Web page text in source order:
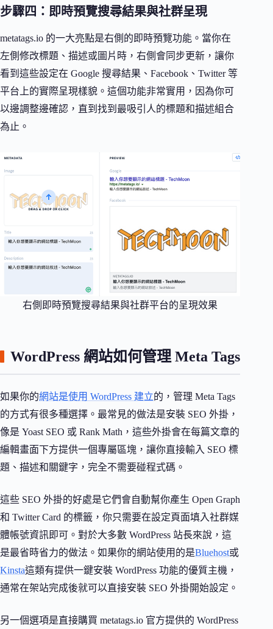
步驟四：即時預覽搜尋結果與社群呈現
metatags.io 的一大亮點是右側的即時預覽功能。當你在
左側修改標題、描述或圖片時，右側會同步更新，讓你
看到這些設定在 Google 搜尋結果、Facebook、Twitter 等
平台上的實際呈現樣貌。這個功能非常實用，因為你可
以邊調整邊確認，直到找到最吸引人的標題和描述組合
為止。
右側即時預覽搜尋結果與社群平台的呈現效果
WordPress 網站如何管理 Meta Tags
如果你的網站是使用 WordPress 建立的，管理 Meta Tags
的方式有很多種選擇。最常見的做法是安裝 SEO 外掛，
像是 Yoast SEO 或 Rank Math，這些外掛會在每篇文章的
編輯畫面下方提供一個專屬區塊，讓你直接輸入 SEO 標
題、描述和關鍵字，完全不需要碰程式碼。
這些 SEO 外掛的好處是它們會自動幫你產生 Open Graph
和 Twitter Card 的標籤，你只需要在設定頁面填入社群媒
體帳號資訊即可。對於大多數 WordPress 站長來說，這
是最省時省力的做法。如果你的網站使用的是Bluehost或
Kinsta這類有提供一鍵安裝 WordPress 功能的優質主機，
通常在架站完成後就可以直接安裝 SEO 外掛開始設定。
另一個選項是直接購買 metatags.io 官方提供的 WordPress